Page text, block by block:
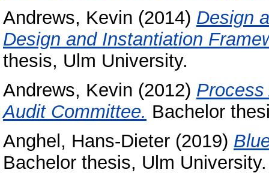
Andrews, Kevin (2014) Design
Design and Instantiation
thesis, Ulm University.
Andrews, Kevin (2012)
Audit Committee. Bachelor
Anghel, Hans-Dieter (2019)
Bachelor thesis, Ulm University.